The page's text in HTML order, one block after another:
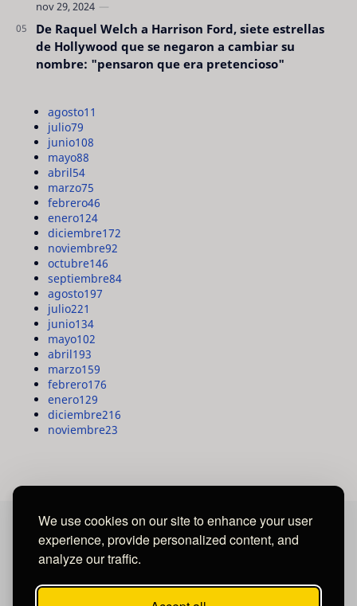
We use cookies on our site to enhance your user
experience, provide personalized content, and
analyze our traffic.
De Raquel Welch a Harrison Ford, siete estrellas
de Hollywood que se negaron a cambiar su
nombre: "pensaron que era pretencioso"
agosto11
julio79
junio108
mayo88
abril54
marzo75
febrero46
enero124
diciembre172
noviembre92
octubre146
septiembre84
agosto197
julio221
junio134
mayo102
abril193
marzo159
febrero176
enero129
diciembre216
noviembre23
MAYA MEDIA GROUP
Ubicados en Tegucigalpa - Honduras.